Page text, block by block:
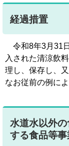
経過措置
令和8年3月31
入された清涼飲
理し、保存し、
なお従前の例に
水道水以外
する食品等